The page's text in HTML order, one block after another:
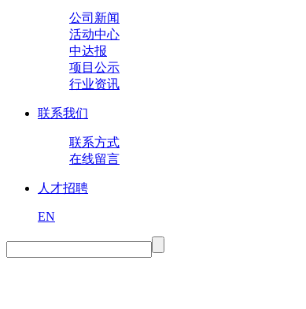
公司新闻
活动中心
中达报
项目公示
行业资讯
联系我们
联系方式
在线留言
人才招聘
EN